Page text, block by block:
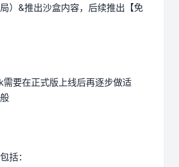
）&推出沙盒内容，后续推出【免
要在正式版上线后再逐步做适
括：